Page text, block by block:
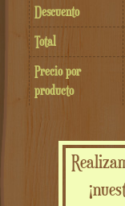
Descuento
Total
Precio por
producto